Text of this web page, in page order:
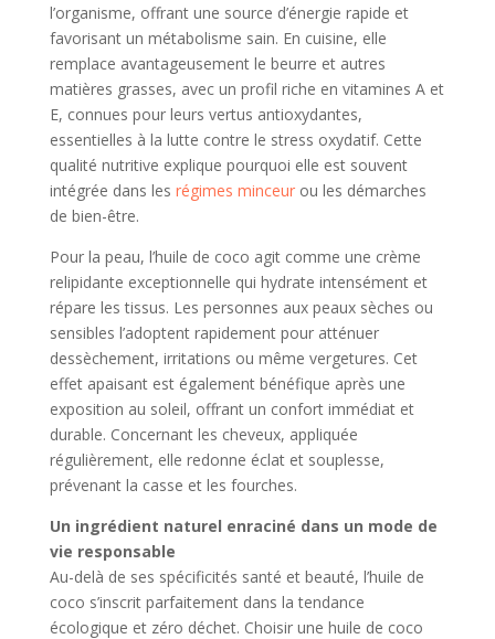
l’organisme, offrant une source d’énergie rapide et
favorisant un métabolisme sain. En cuisine, elle
remplace avantageusement le beurre et autres
matières grasses, avec un profil riche en vitamines A et
E, connues pour leurs vertus antioxydantes,
essentielles à la lutte contre le stress oxydatif. Cette
qualité nutritive explique pourquoi elle est souvent
intégrée dans les régimes minceurou les démarches
de bien-être.
Pour la peau, l’huile de coco agit comme une crème
relipidante exceptionnelle qui hydrate intensément et
répare les tissus. Les personnes aux peaux sèches ou
sensibles l’adoptent rapidement pour atténuer
dessèchement, irritations ou même vergetures. Cet
effet apaisant est également bénéfique après une
exposition au soleil, offrant un confort immédiat et
durable. Concernant les cheveux, appliquée
régulièrement, elle redonne éclat et souplesse,
prévenant la casse et les fourches.
Un ingrédient naturel enraciné dans un mode de
vie responsable
Au-delà de ses spécificités santé et beauté, l’huile de
coco s’inscrit parfaitement dans la tendance
écologique et zéro déchet. Choisir une huile de coco